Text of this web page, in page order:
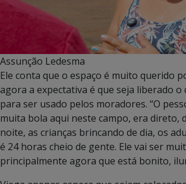
Assunção Ledesma
Ele conta que o espaço é muito querido
agora a expectativa é que seja liberado
para ser usado pelos moradores. “O
muita bola aqui neste campo, era direto,
noite, as crianças brincando de dia, os
é 24 horas cheio de gente. Ele vai ser
principalmente agora que está bonito,